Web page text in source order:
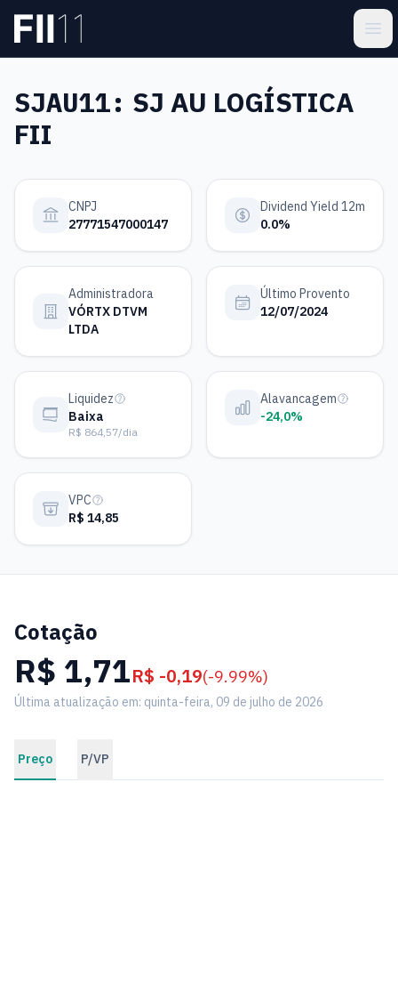
Pular para o conteúdo principal
SJAU11: SJ AU LOGÍSTICA
FII
CNPJ
27771547000147
Dividend Yield 12m
0.0%
Administradora
VÓRTX DTVM
LTDA
Último Provento
12/07/2024
Liquidez
Baixa
R$ 864,57/dia
Alavancagem
-24,0%
VPC
R$ 14,85
Cotação
R$ 1,71R$ -0,19(-9.99%)
Última atualização em: quinta-feira, 09 de julho de 2026
Preço P/VP